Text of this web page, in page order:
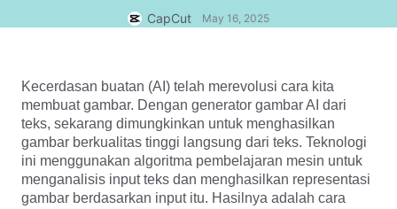
Teks ke ucapan
Sempurnakan suara
Kurangi noise
Gambar
Tren Pasar
Pilihan Teratas
Tren & tip template
Lainnya
Dreamina Seedance 2.0 Launch
Buka CapCut
CapCut May 16, 2025
Kecerdasan buatan (AI) telah merevolusi cara kita
membuat gambar. Dengan generator gambar AI dari
teks, sekarang dimungkinkan untuk menghasilkan
gambar berkualitas tinggi langsung dari teks. Teknologi
ini menggunakan algoritma pembelajaran mesin untuk
menganalisis input teks dan menghasilkan representasi
gambar berdasarkan input itu. Hasilnya adalah cara